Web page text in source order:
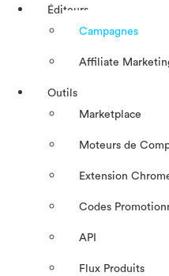
Éditeurs
Campagnes
Affiliate
Outils
Marketplace
Moteurs de
Extension
Codes
API
Flux Produits